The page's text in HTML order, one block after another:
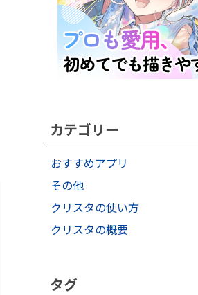
カテゴリー
おすすめアプリ
その他
クリスタの使い方
クリスタの概要
タグ